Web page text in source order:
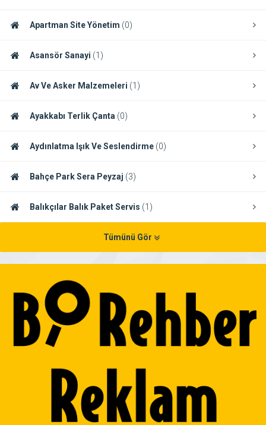
Apartman Site Yönetim (0)
Asansör Sanayi (1)
Av Ve Asker Malzemeleri (1)
Ayakkabı Terlik Çanta (0)
Aydınlatma Işık Ve Seslendirme (0)
Bahçe Park Sera Peyzaj (3)
Balıkçılar Balık Paket Servis (1)
Tümünü Gör